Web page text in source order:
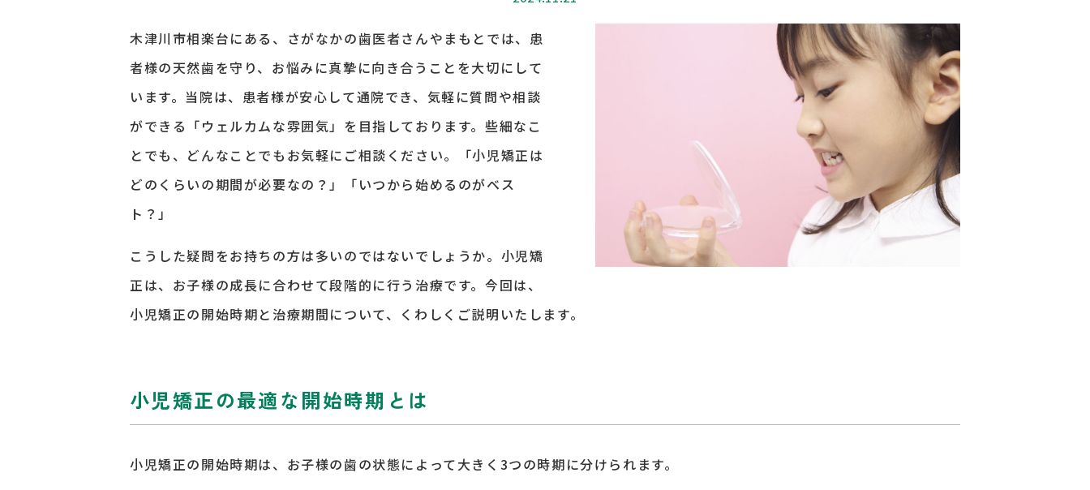
木津川市相楽台にある、さがなかの歯医者さんやまもとでは、患
者様の天然歯を守り、お悩みに真摯に向き合うことを大切にして
います。当院は、患者様が安心して通院でき、気軽に質問や相談
ができる「ウェルカムな雰囲気」を目指しております。些細なこ
とでも、どんなことでもお気軽にご相談ください。「小児矯正は
どのくらいの期間が必要なの？」「いつから始めるのがベス
ト？」
こうした疑問をお持ちの方は多いのではないでしょうか。小児矯
正は、お子様の成長に合わせて段階的に行う治療です。今回は、
小児矯正の開始時期と治療期間について、くわしくご説明いたします。
小児矯正の最適な開始時期とは
小児矯正の開始時期は、お子様の歯の状態によって大きく 3つの時期に分けられます。